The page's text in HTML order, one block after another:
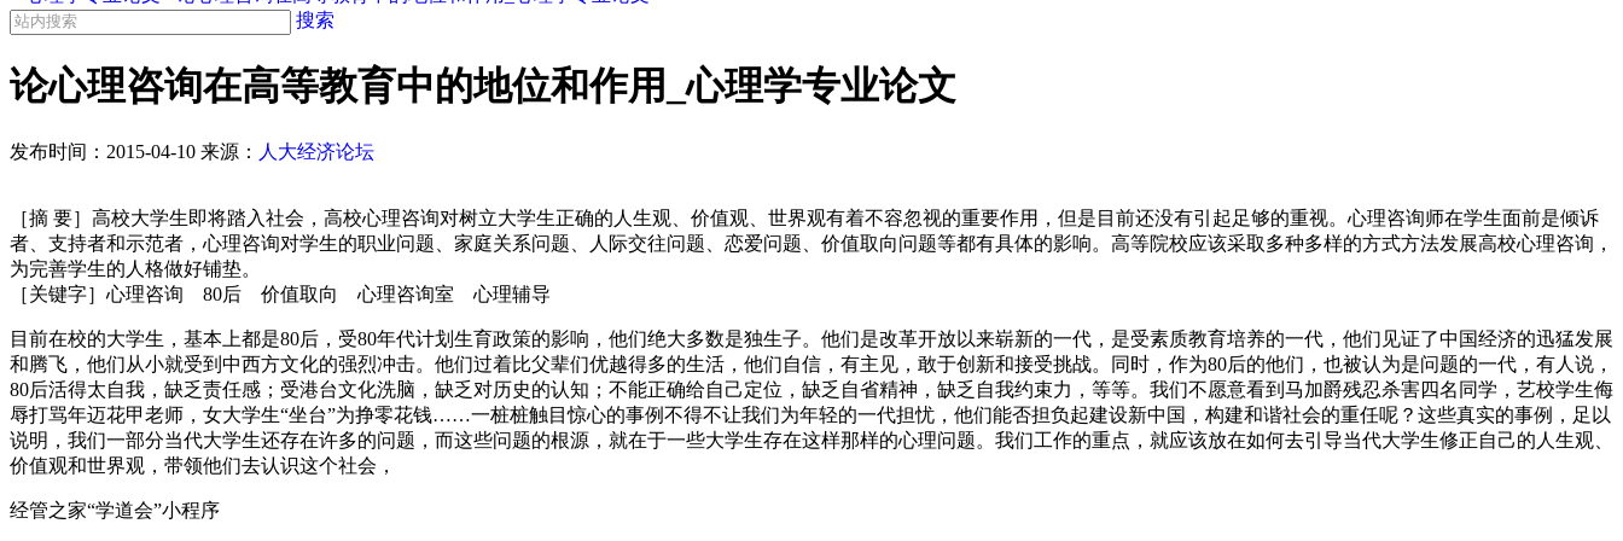
搜索
论心理咨询在高等教育中的地位和作用_心理学专业论文
发布时间： 2015-04-10 来源： 人大经济论坛
［摘 要］高校大学生即将踏入社会，高校心理咨询对树立大学生正确的人生观、价值观、世界观有着不容忽视的重要作用，但是目前还没有引起足够的重视。心理咨询师在学生面前是倾诉
者、支持者和示范者，心理咨询对学生的职业问题、家庭关系问题、人际交往问题、恋爱问题、价值取向问题等都有具体的影响。高等院校应该采取多种多样的方式方法发展高校心理咨询，
为完善学生的人格做好铺垫。
［关键字］心理咨询 80后 价值取向 心理咨询室 心理辅导
目前在校的大学生，基本上都是80后，受80年代计划生育政策的影响，他们绝大多数是独生子。他们是改革开放以来崭新的一代，是受素质教育培养的一代，他们见证了中国经济的迅猛发展
和腾飞，他们从小就受到中西方文化的强烈冲击。他们过着比父辈们优越得多的生活，他们自信，有主见，敢于创新和接受挑战。同时，作为80后的他们，也被认为是问题的一代，有人说，
80后活得太自我，缺乏责任感；受港台文化洗脑，缺乏对历史的认知；不能正确给自己定位，缺乏自省精神，缺乏自我约束力，等等。我们不愿意看到马加爵残忍杀害四名同学，艺校学生侮
辱打骂年迈花甲老师，女大学生“坐台”为挣零花钱……一桩桩触目惊心的事例不得不让我们为年轻的一代担忧，他们能否担负起建设新中国，构建和谐社会的重任呢？这些真实的事例，足以
说明，我们一部分当代大学生还存在许多的问题，而这些问题的根源，就在于一些大学生存在这样那样的心理问题。我们工作的重点，就应该放在如何去引导当代大学生修正自己的人生观、
价值观和世界观，带领他们去认识这个社会，
经管之家“学道会”小程序